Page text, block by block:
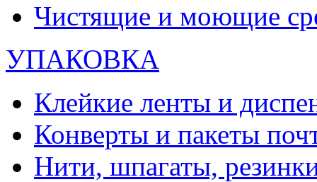
Чистящие и моющие
УПАКОВКА
Клейкие ленты и
Конверты и пакеты
Нити, шпагаты,